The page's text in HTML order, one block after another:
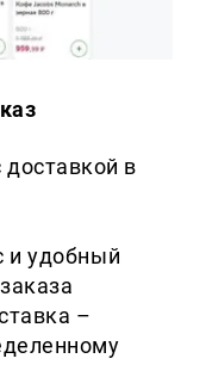
в
и удобный
–